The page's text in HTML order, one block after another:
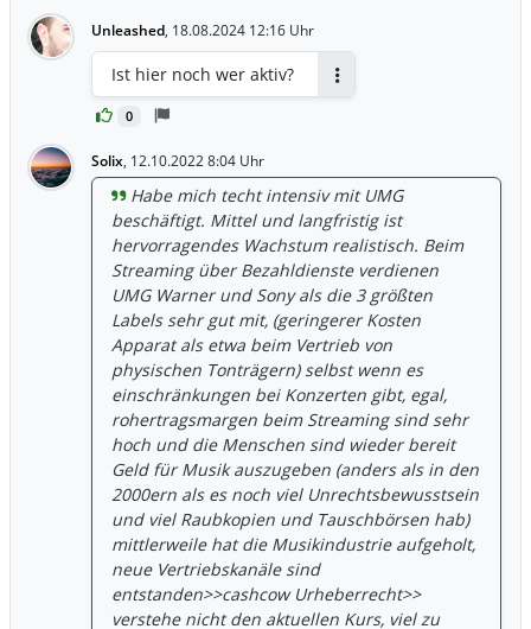
Unleashed, 18.08.2024 12:16 Uhr
0
Ist hier noch wer aktiv?
Solix, 12.10.2022 8:04 Uhr
Habe mich techt intensiv mit UMG
beschäftigt. Mittel und langfristig ist
hervorragendes Wachstum realistisch. Beim
Streaming über Bezahldienste verdienen
UMG Warner und Sony als die 3 größten
Labels sehr gut mit, (geringerer Kosten
Apparat als etwa beim Vertrieb von
physischen Tonträgern) selbst wenn es
einschränkungen bei Konzerten gibt, egal,
rohertragsmargen beim Streaming sind sehr
hoch und die Menschen sind wieder bereit
Geld für Musik auszugeben (anders als in den
2000ern als es noch viel Unrechtsbewusstsein
und viel Raubkopien und Tauschbörsen hab)
mittlerweile hat die Musikindustrie aufgeholt,
neue Vertriebskanäle sind
entstanden>>cashcow Urheberrecht>>
verstehe nicht den aktuellen Kurs, viel zu